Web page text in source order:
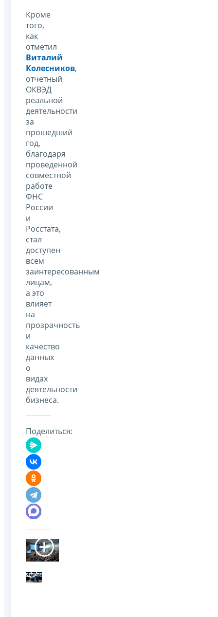
Кроме
того,
как
отметил
Виталий
Колесников,
отчетный
ОКВЭД
реальной
деятельности
за
прошедший
год,
благодаря
проведенной
совместной
работе
ФНС
России
и
Росстата,
стал
доступен
всем
заинтересованным
лицам,
а это
влияет
на
прозрачность
и
качество
данных
о
видах
деятельности
бизнеса.
Поделиться: